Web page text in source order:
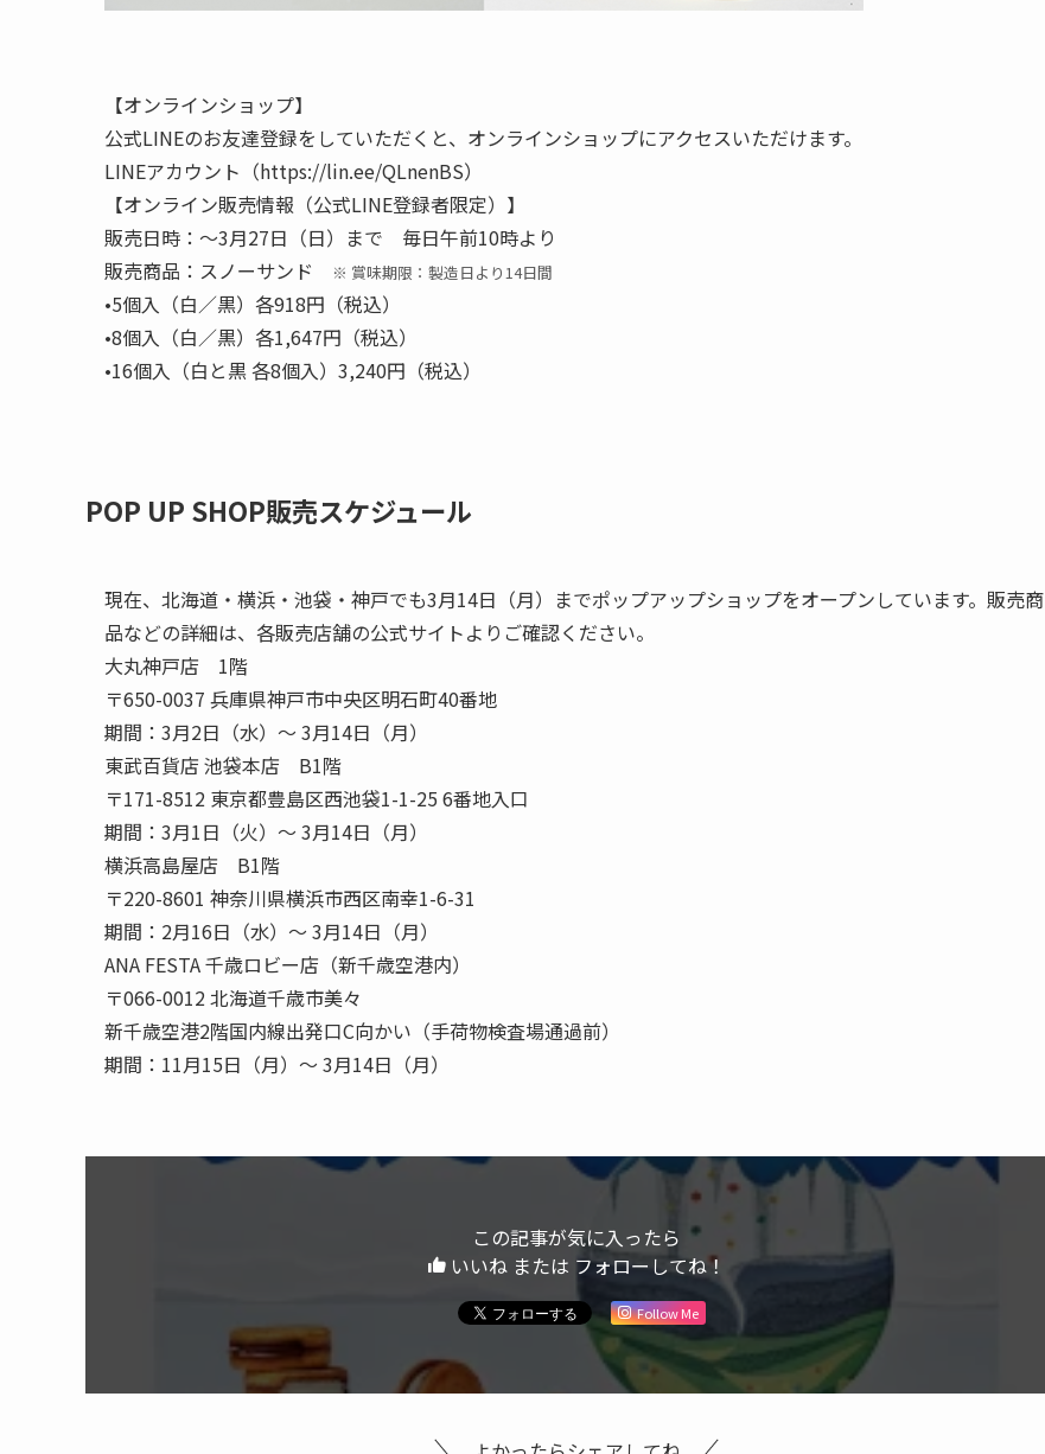
【オンラインショップ】
公式LINEのお友達登録をしていただくと、オンラインショップにアクセスいただけます。
LINEアカウント（https://lin.ee/QLnenBS）
【オンライン販売情報（公式LINE登録者限定）】
販売日時：～3月27日（日）まで 毎日午前10時より
販売商品：スノーサンド
※ 賞味期限：製造日より14日間
•5個入（白／黒）各918円（税込）
•8個入（白／黒）各1,647円（税込）
•16個入（白と黒 各8個入）3,240円（税込）
POP UP SHOP販売スケジュール
現在、北海道・横浜・池袋・神戸でも3月14日（月）までポップアップショップをオープンしています。販売商
品などの詳細は、各販売店舗の公式サイトよりご確認ください。
大丸神戸店 1階
〒650-0037 兵庫県神戸市中央区明石町40番地
期間：3月2日（水）～ 3月14日（月）
東武百貨店 池袋本店 B1階
〒171-8512 東京都豊島区西池袋1-1-25 6番地入口
期間：3月1日（火）～ 3月14日（月）
横浜高島屋店 B1階
〒220-8601 神奈川県横浜市西区南幸1-6-31
期間：2月16日（水）～ 3月14日（月）
ANA FESTA 千歳ロビー店（新千歳空港内）
〒066-0012 北海道千歳市美々
新千歳空港2階国内線出発口C向かい（手荷物検査場通過前）
期間：11月15日（月）～ 3月14日（月）
この記事が気に入ったら
いいね または フォローしてね！
Follow Me